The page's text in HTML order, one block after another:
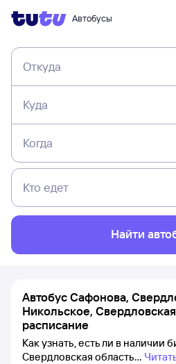
Автобусы
Откуда
Куда
Когда
Кто едет
Найти
Автобус Сафонова,
Никольское,
расписание
Как узнать, есть ли в наличии
Свердловская область